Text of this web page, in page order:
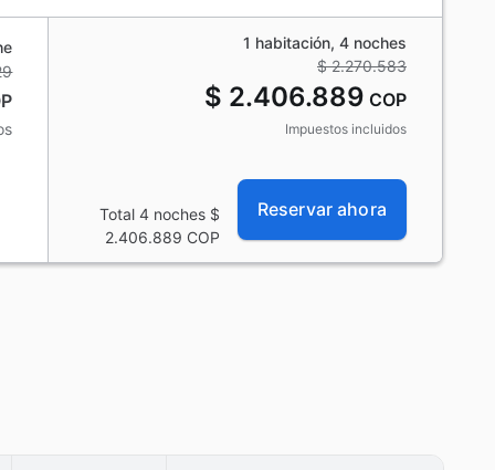
1 habitación, 4 noches
$ 2.270.583
$ 2.406.889 COP
Impuestos incluidos
Total 4 noches $
2.406.889 COP
Reservar ahora